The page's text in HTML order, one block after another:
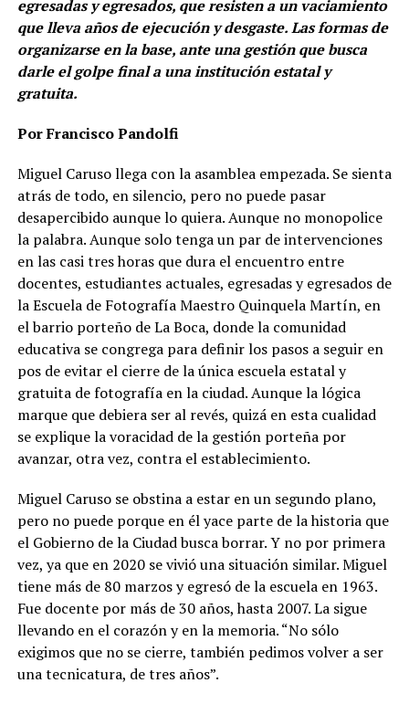
egresadas y egresados, que resisten a un vaciamiento
que lleva años de ejecución y desgaste. Las formas de
organizarse en la base, ante una gestión que busca
darle el golpe final a una institución estatal y
gratuita.
Por Francisco Pandolfi
Miguel Caruso llega con la asamblea empezada. Se sienta
atrás de todo, en silencio, pero no puede pasar
desapercibido aunque lo quiera. Aunque no monopolice
la palabra. Aunque solo tenga un par de intervenciones
en las casi tres horas que dura el encuentro entre
docentes, estudiantes actuales, egresadas y egresados de
la Escuela de Fotografía Maestro Quinquela Martín, en
el barrio porteño de La Boca, donde la comunidad
educativa se congrega para definir los pasos a seguir en
pos de evitar el cierre de la única escuela estatal y
gratuita de fotografía en la ciudad. Aunque la lógica
marque que debiera ser al revés, quizá en esta cualidad
se explique la voracidad de la gestión porteña por
avanzar, otra vez, contra el establecimiento.
Miguel Caruso se obstina a estar en un segundo plano,
pero no puede porque en él yace parte de la historia que
el Gobierno de la Ciudad busca borrar. Y no por primera
vez, ya que en 2020 se vivió una situación similar. Miguel
tiene más de 80 marzos y egresó de la escuela en 1963.
Fue docente por más de 30 años, hasta 2007. La sigue
llevando en el corazón y en la memoria. “No sólo
exigimos que no se cierre, también pedimos volver a ser
una tecnicatura, de tres años”.